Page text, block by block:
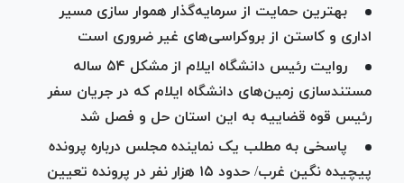
بهترین حمایت از سرمایه‌گذار هموار سازی مسیر
اداری و کاستن از بروکراسی‌های غیر ضروری است
روایت رئیس دانشگاه ایلام از مشکل ۵۴ ساله
مستندسازی زمین‌های دانشگاه ایلام که در جریان سفر
رئیس قوه قضاییه به این استان حل و فصل شد
پاسخی به مطلب یک نماینده مجلس درباره پرونده
پیچیده نگین غرب/ حدود ۱۵ هزار نفر در پرونده تعیین